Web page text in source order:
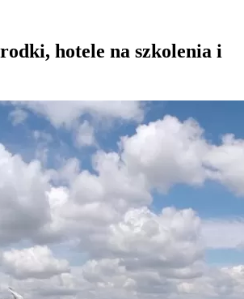
hotele na szkolenia i